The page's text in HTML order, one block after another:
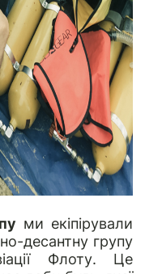
ми екіпірували
десантну групу
Флоту. Це